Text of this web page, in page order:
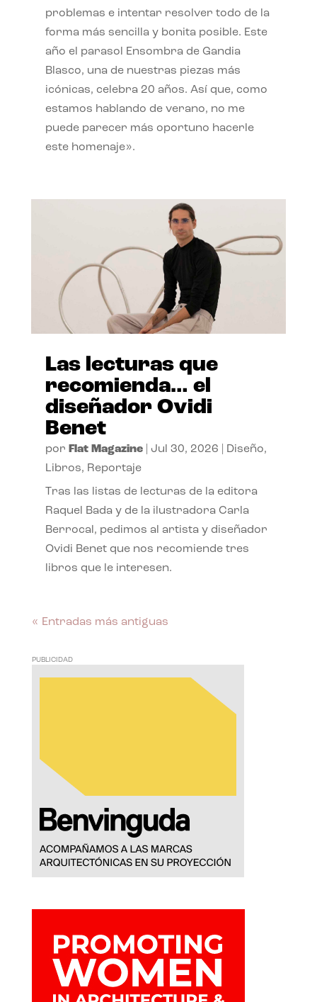
problemas e intentar resolver todo de la
forma más sencilla y bonita posible. Este
año el parasol Ensombra de Gandia
Blasco, una de nuestras piezas más
icónicas, celebra 20 años. Así que, como
estamos hablando de verano, no me
puede parecer más oportuno hacerle
este homenaje».
Las lecturas que
recomienda… el
diseñador Ovidi
Benet
por Flat Magazine| Jul 30, 2026 Diseño,
Libros, Reportaje
Tras las listas de lecturas de la editora
Raquel Bada y de la ilustradora Carla
Berrocal, pedimos al artista y diseñador
Ovidi Benet que nos recomiende tres
libros que le interesen.
« Entradas más antiguas
PUBLICIDAD